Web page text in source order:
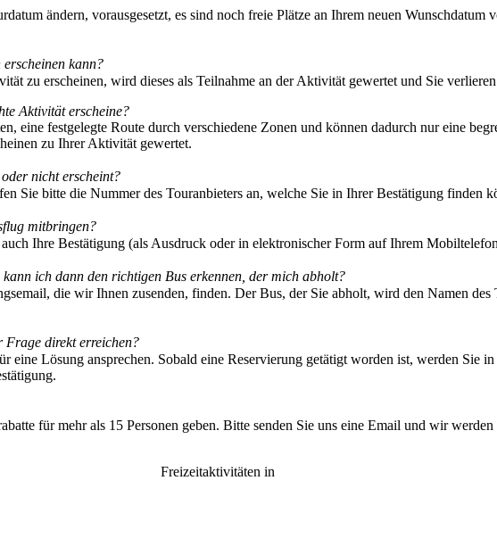
ändern, vorausgesetzt, es sind noch freie Plätze an Ihrem neuen Wunschdatum
erscheinen kann?
zu erscheinen, wird dieses als Teilnahme an der Aktivität gewertet und Sie
Aktivität erscheine?
eine festgelegte Route durch verschiedene Zonen und können dadurch nur eine
zu Ihrer Aktivität gewertet.
nicht erscheint?
Sie bitte die Nummer des Touranbieters an, welche Sie in Ihrer Bestätigung finden
mitbringen?
Ihre Bestätigung (als Ausdruck oder in elektronischer Form auf Ihrem
ich dann den richtigen Bus erkennen, der mich abholt?
die wir Ihnen zusenden, finden. Der Bus, der Sie abholt, wird den Namen
Frage direkt erreichen?
eine Lösung ansprechen. Sobald eine Reservierung getätigt worden ist, werden Sie
für mehr als 15 Personen geben. Bitte senden Sie uns eine Email und wir
Freizeitaktivitäten in